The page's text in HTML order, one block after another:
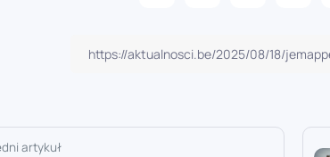
artykuł